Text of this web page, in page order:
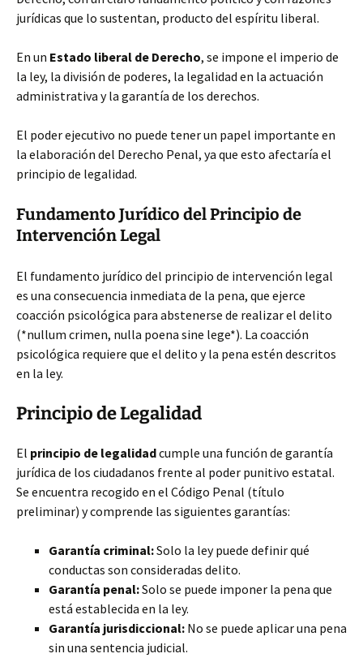
jurídicas que lo sustentan, producto del espíritu liberal.
En un Estado liberal de Derecho, se impone el imperio de
la ley, la división de poderes, la legalidad en la actuación
administrativa y la garantía de los derechos.
El poder ejecutivo no puede tener un papel importante en
la elaboración del Derecho Penal, ya que esto afectaría el
principio de legalidad.
Fundamento Jurídico del Principio de
Intervención Legal
El fundamento jurídico del principio de intervención legal
es una consecuencia inmediata de la pena, que ejerce
coacción psicológica para abstenerse de realizar el delito
(*nullum crimen, nulla poena sine lege*). La coacción
psicológica requiere que el delito y la pena estén descritos
en la ley.
Principio de Legalidad
El principio de legalidadcumple una función de garantía
jurídica de los ciudadanos frente al poder punitivo estatal.
Se encuentra recogido en el Código Penal (título
preliminar) y comprende las siguientes garantías:
Garantía criminal:Solo la ley puede definir qué
conductas son consideradas delito.
Garantía penal:Solo se puede imponer la pena que
está establecida en la ley.
Garantía jurisdiccional: No se puede aplicar una pena
sin una sentencia judicial.